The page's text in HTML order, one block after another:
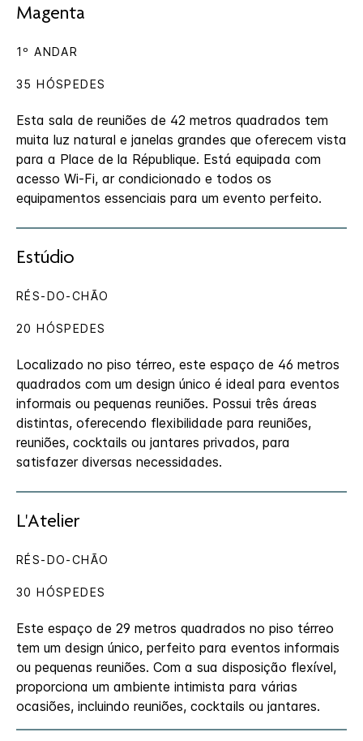
Magenta
Esta sala de reuniões de 42 metros quadrados tem
muita luz natural e janelas grandes que oferecem vista
para a Place de la République. Está equipada com
acesso Wi-Fi, ar condicionado e todos os
equipamentos essenciais para um evento perfeito.
1º ANDAR
35 HÓSPEDES
Estúdio
Localizado no piso térreo, este espaço de 46 metros
quadrados com um design único é ideal para eventos
informais ou pequenas reuniões. Possui três áreas
distintas, oferecendo flexibilidade para reuniões,
reuniões, cocktails ou jantares privados, para
satisfazer diversas necessidades.
RÉS-DO-CHÃO
20 HÓSPEDES
L'Atelier
Este espaço de 29 metros quadrados no piso térreo
tem um design único, perfeito para eventos informais
ou pequenas reuniões. Com a sua disposição flexível,
proporciona um ambiente intimista para várias
ocasiões, incluindo reuniões, cocktails ou jantares.
RÉS-DO-CHÃO
30 HÓSPEDES